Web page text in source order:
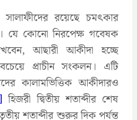
সালাফীদের রয়েছে চমৎকার
যে কোনো নিরপেক্ষ গবেষক
আছারী আকীদা হচ্ছে
প্রাচীন সংকলন। এটি
কালামভিত্তিক আকীদারও
হিজরী দ্বিতীয় শতাব্দীর শেষ
শতাব্দীর শুরুর দিক পর্যন্ত